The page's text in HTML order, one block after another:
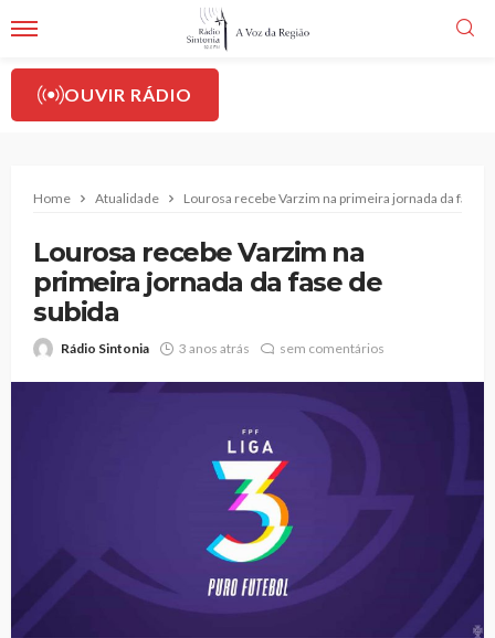
OUVIR RÁDIO
Home Atualidade Lourosa recebe Varzim na primeira jornada da fase
Lourosa recebe Varzim na
primeira jornada da fase de
subida
Rádio Sintonia 3 anos atrás sem comentários